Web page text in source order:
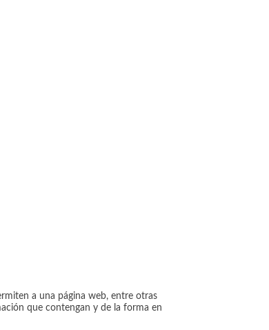
a una página web, entre otras
que contengan y de la forma en